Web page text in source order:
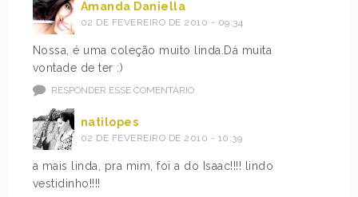
Amanda Daniella
02 DE FEVEREIRO DE 2010 - 09:34
Nossa, é uma coleção muito linda.Dá muita
vontade de ter :)
RESPONDER ESSE COMENTÁRIO
natilopes
02 DE FEVEREIRO DE 2010 - 10:39
a mais linda, pra mim, foi a do Isaac!!!! lindo
vestidinho!!!!